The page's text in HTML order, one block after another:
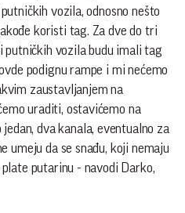
vozila, odnosno nešto
koristi tag. Za dve do tri
putničkih vozila budu imali tag
podignu rampe i mi nećemo
zaustavljanjem na
uraditi, ostavićemo na
dva kanala, eventualno za
umeju da se snađu, koji nemaju
putarinu - navodi Darko,